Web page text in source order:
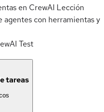
en CrewAI Lección
agentes con herramientas y
Test
tareas